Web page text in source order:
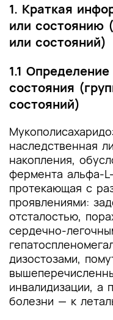
Приложение А2.
клинических
Приложение А3.
включая
применению и
применения и доз
инструкции по
Приложение Б.
Приложение В.
Приложение Г1-
и другие
пациента,
рекомендациях
1. Краткая
или состоянию
или состояний)
1.1
состояния
состояний)
наследственная
накопления,
фермента альфа-
протекающая с
проявлениями:
отсталостью,
сердечно-
дизостозами,
инвалидизации, а
болезни — к